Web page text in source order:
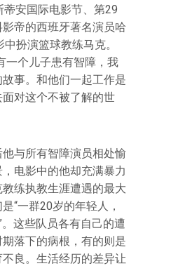
安国际电影节、第29
帝的西班牙著名演员哈
扮演篮球教练马克。
一个儿子患有智障，我
事。和他们一起工作是
对这个不被了解的世
与所有智障演员相处愉
电影中的他却充满暴力
练执教生涯遭遇的最大
“一群20岁的年轻人，
这些队员各有自己的遭
落下的病根，有的则是
良。生活经历的差异让